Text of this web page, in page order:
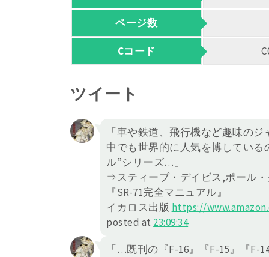
ページ数
Cコード
ツイート
「車や鉄道、飛行機など趣味の
中でも世界的に人気を博してい
ル”シリーズ…」
⇒スティーブ・デイビス,ポール
『SR-71完全マニュアル』
イカロス出版 https://
posted at 23:09:34
「…既刊の『F-16』『F-15』『F-